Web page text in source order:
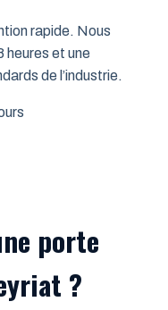
rapide. Nous
heures et une
de l’industrie.
porte
?